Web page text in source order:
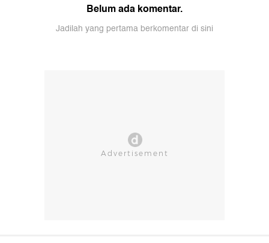
Belum ada komentar.
Jadilah yang pertama berkomentar di sini